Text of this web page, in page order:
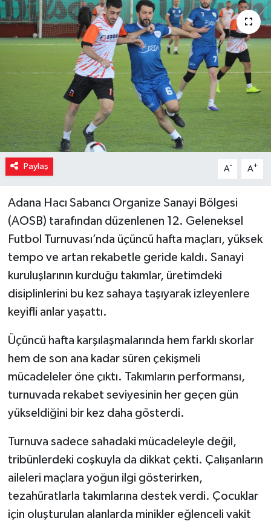
Paylaş A- A+
Adana Hacı Sabancı Organize Sanayi Bölgesi
(AOSB) tarafından düzenlenen 12. Geleneksel
Futbol Turnuvası’nda üçüncü hafta maçları, yüksek
tempo ve artan rekabetle geride kaldı. Sanayi
kuruluşlarının kurduğu takımlar, üretimdeki
disiplinlerini bu kez sahaya taşıyarak izleyenlere
keyifli anlar yaşattı.
Üçüncü hafta karşılaşmalarında hem farklı skorlar
hem de son ana kadar süren çekişmeli
mücadeleler öne çıktı. Takımların performansı,
turnuvada rekabet seviyesinin her geçen gün
yükseldiğini bir kez daha gösterdi.
Turnuva sadece sahadaki mücadeleyle değil,
tribünlerdeki coşkuyla da dikkat çekti. Çalışanların
aileleri maçlara yoğun ilgi gösterirken,
tezahüratlarla takımlarına destek verdi. Çocuklar
için oluşturulan alanlarda minikler eğlenceli vakit
Sağlık
Siyaset
Yaşam
Yerel Yönetimler
Yurttan